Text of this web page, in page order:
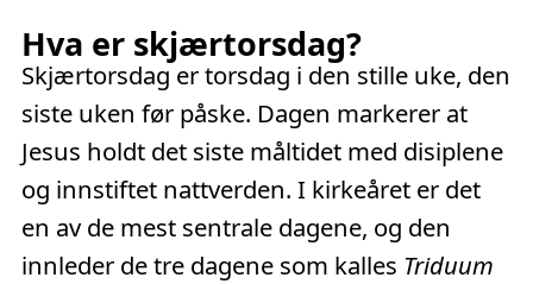
Hva er skjærtorsdag?
Skjærtorsdag er torsdag i den stille uke, den
siste uken før påske. Dagen markerer at
Jesus holdt det siste måltidet med disiplene
og innstiftet nattverden. I kirkeåret er det
en av de mest sentrale dagene, og den
innleder de tre dagene som kalles Triduum